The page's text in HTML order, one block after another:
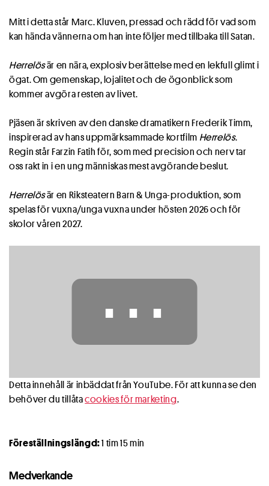
Mitt i detta står Marc. Kluven, pressad och rädd för vad som
kan hända vännerna om han inte följer med tillbaka till Satan.
Herrelösär en nära, explosiv berättelse med en lekfull glimt i
ögat. Om gemenskap, lojalitet och de ögonblick som
kommer avgöra resten av livet.
Pjäsen är skriven av den danske dramatikern Frederik Timm,
inspirerad av hans uppmärksammade kortfilm Herrelös.
Regin står Farzin Fatih för, som med precision och nerv tar
oss rakt in i en ung människas mest avgörande beslut.
Herrelösär en Riksteatern Barn & Unga-produktion, som
spelas för vuxna/unga vuxna under hösten 2026 och för
skolor våren 2027.
⋯
Detta innehåll är inbäddat från YouTube. För att kunna se den
behöver du tillåtacookies för marketing.
Föreställningslängd:1 tim 15 min
Medverkande